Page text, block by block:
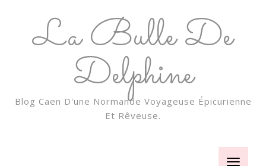
La Bulle De
Delphine
Blog Caen D'une Normande Voyageuse Épicurienne
Et Rêveuse.
Toggle